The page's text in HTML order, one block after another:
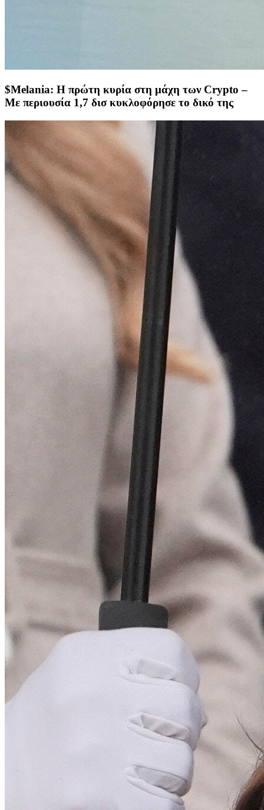
$Melania: Η πρώτη κυρία στη μάχη των Crypto –
Με περιουσία 1,7 δισ κυκλοφόρησε το δικό της